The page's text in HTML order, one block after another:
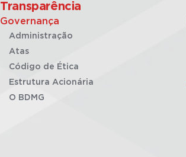
Transparência
Governança
Administração
Atas
Código de Ética
Estrutura Acionária
O BDMG